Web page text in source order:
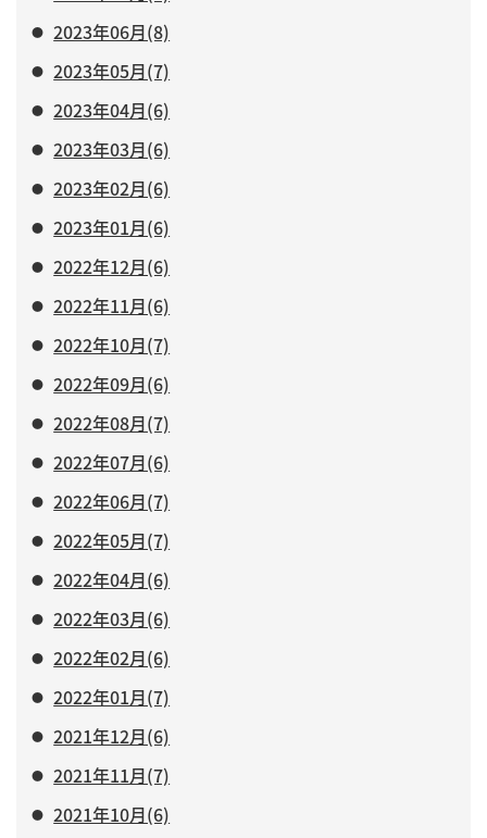
2023年06月(8)
2023年05月(7)
2023年04月(6)
2023年03月(6)
2023年02月(6)
2023年01月(6)
2022年12月(6)
2022年11月(6)
2022年10月(7)
2022年09月(6)
2022年08月(7)
2022年07月(6)
2022年06月(7)
2022年05月(7)
2022年04月(6)
2022年03月(6)
2022年02月(6)
2022年01月(7)
2021年12月(6)
2021年11月(7)
2021年10月(6)